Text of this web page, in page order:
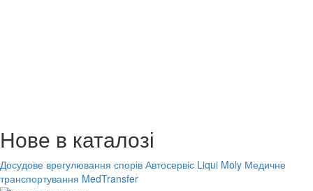
Нове в каталозі
Досудове врегулювання спорів Автосервіс Liqui Moly Медичне
транспортування MedTransfer